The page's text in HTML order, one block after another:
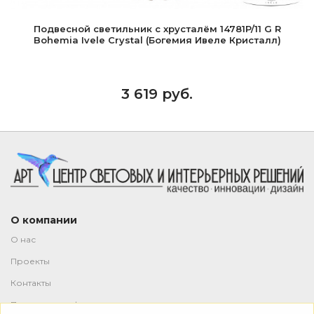
Подвесной светильник с хрусталём 14781P/11 G R
Bohemia Ivele Crystal (Богемия Ивеле Кристалл)
3 619 руб.
О компании
О нас
Проекты
Контакты
Политика конфиденциальности